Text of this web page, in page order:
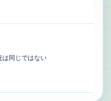
は同じではない